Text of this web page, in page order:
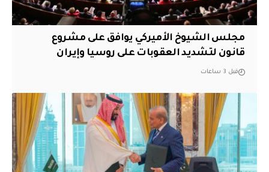
مجلس الشيوخ الأميركي يوافق على مشروع
قانون لتشديد العقوبات على روسيا وإيران
قبل 3 ساعات